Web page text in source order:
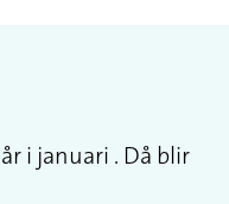
i januari . Då blir